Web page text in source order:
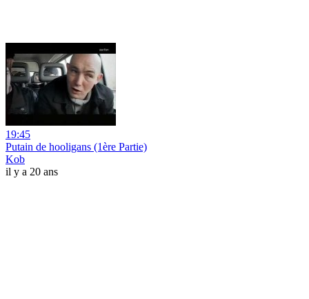
19:45
Putain de hooligans (1ère Partie)
Kob
il y a 20 ans